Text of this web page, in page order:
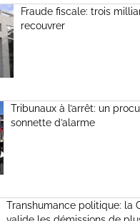
Fraude fiscale: trois
recouvrer
Tribunaux à l’arrêt: un
sonnette d’alarme
Transhumance politique: la